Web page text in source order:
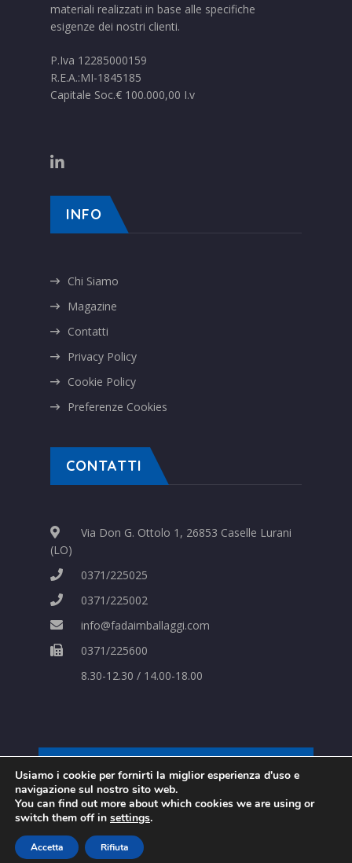
materiali realizzati in base alle specifiche
esigenze dei nostri clienti.
P.Iva 12285000159
R.E.A.:MI-1845185
Capitale Soc.€ 100.000,00 I.v
INFO
Chi Siamo
Magazine
Contatti
Privacy Policy
Cookie Policy
Preferenze Cookies
CONTATTI
Via Don G. Ottolo 1, 26853 Caselle Lurani
(LO)
0371/225025
0371/225002
info@fadaimballaggi.com
0371/225600
8.30-12.30 / 14.00-18.00
Strategie Digitali Innovea
© Copyrights 2026 FA.DA. S.P.A.. Tutti i diritti
riservati.
Usiamo i cookie per fornirti la miglior esperienza d'uso e
navigazione sul nostro sito web.
You can find out more about which cookies we are using or
switch them off in settings.
Accetta Rifiuta